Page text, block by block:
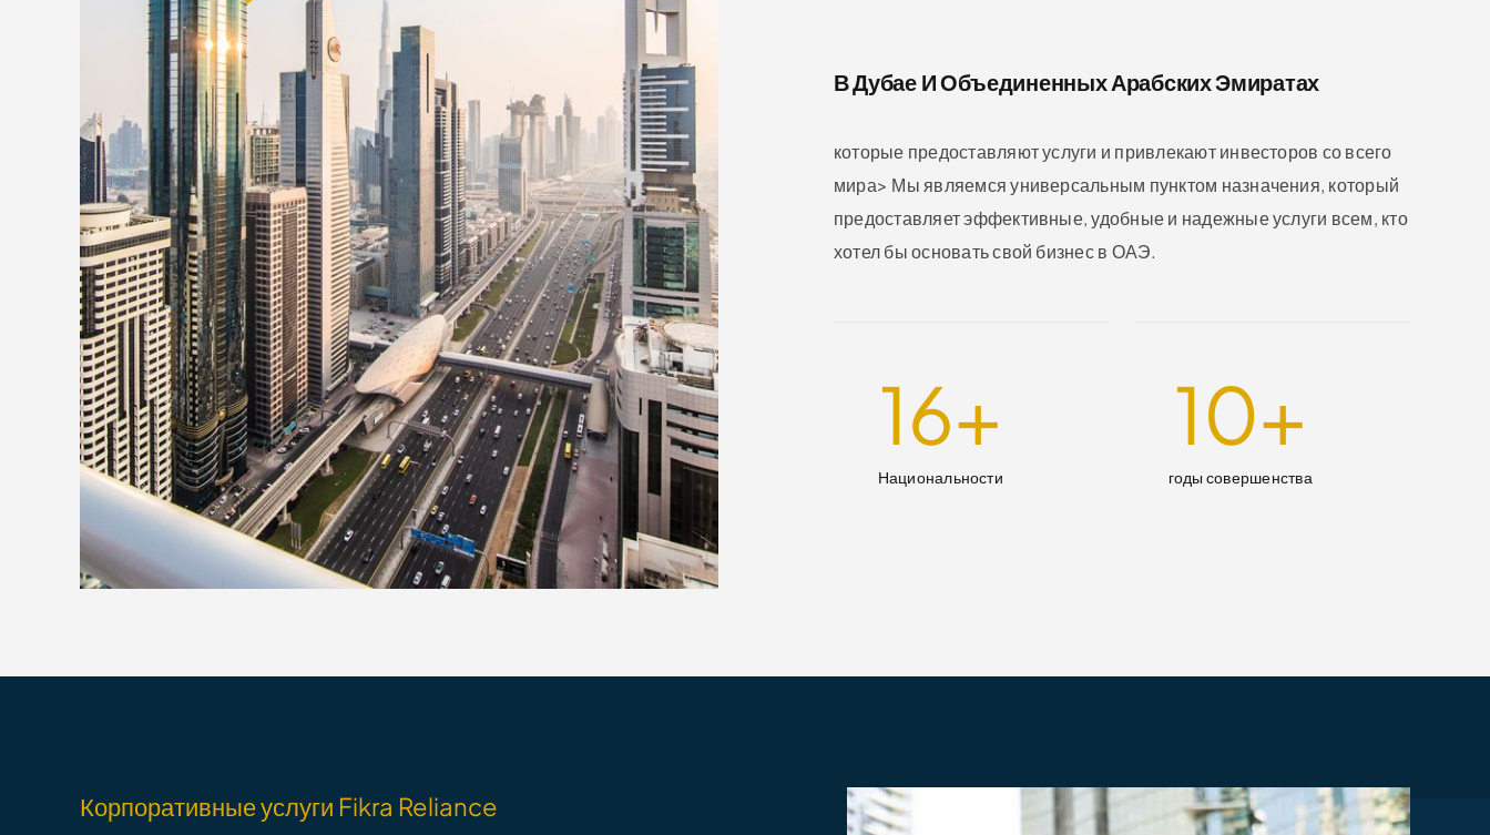
В Дубае И Объединенных Арабских Эмиратах
которые предоставляют услуги и привлекают инвесторов со всего
мира> Мы являемся универсальным пунктом назначения, который
предоставляет эффективные, удобные и надежные услуги всем, кто
хотел бы основать свой бизнес в ОАЭ.
16+
Национальности
10+
годы совершенства
Корпоративные услуги Fikra Reliance